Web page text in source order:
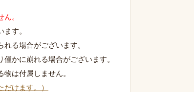
。
す。
る場合がございます。
かに崩れる場合がございます。
は付属しません。
けます。）